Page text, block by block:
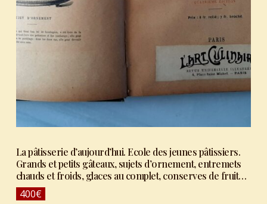
La pâtisserie d’aujourd’hui. Ecole des jeunes pâtissiers.
Grands et petits gâteaux, sujets d’ornement, entremets
chauds et froids, glaces au complet, conserves de fruits
et de légumes.”
400€